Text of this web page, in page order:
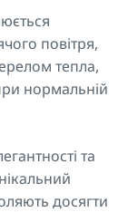
повітря,
тепла,
нормальній
та
досягти